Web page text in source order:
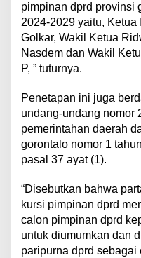
pimpinan dprd provinsi
2024-2029 yaitu,
Golkar, Wakil Ketua
Nasdem dan Wakil
P, ” tuturnya.
Penetapan ini juga
undang-undang nomor
pemerintahan daerah
gorontalo nomor 1
pasal 37 ayat (1).
“Disebutkan bahwa
kursi pimpinan dprd
calon pimpinan dprd
untuk diumumkan dan
paripurna dprd sebagai